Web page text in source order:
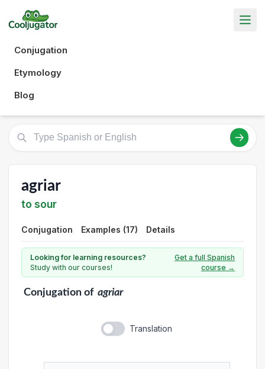
Conjugation
Etymology
Blog
agriar
to sour
Conjugation Examples (17) Details
Looking for learning resources?
Study with our courses!
Get a full Spanish
course →
Conjugationof agriar
Translation